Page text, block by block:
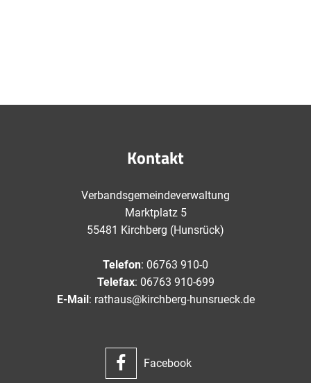
Kontakt
Verbandsgemeindeverwaltung
Marktplatz 5
55481 Kirchberg (Hunsrück)
Telefon: 06763 910-0
Telefax: 06763 910-699
E-Mail: rathaus@kirchberg-hunsrueck.de
Facebook